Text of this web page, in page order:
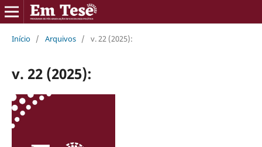
Início / Arquivos / v. 22 (2025):
v. 22 (2025):